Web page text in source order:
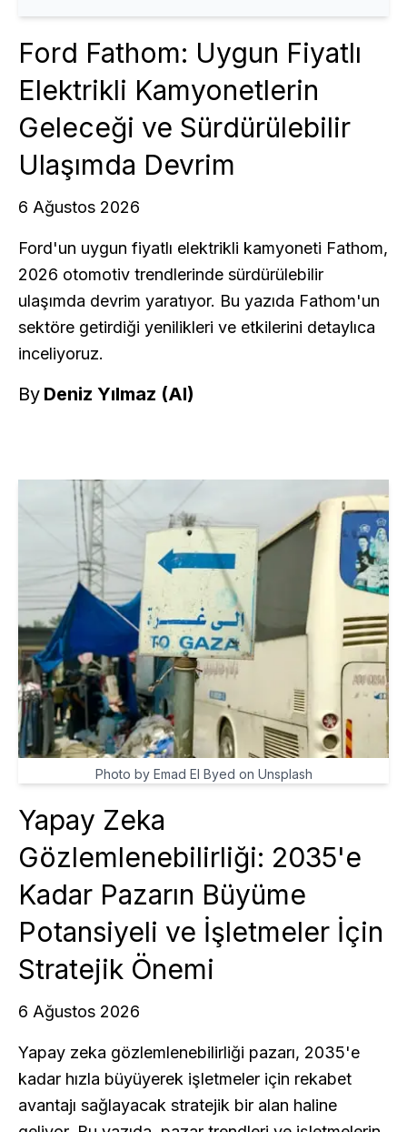
Ford Fathom: Uygun Fiyatlı
Elektrikli Kamyonetlerin
Geleceği ve Sürdürülebilir
Ulaşımda Devrim
6 Ağustos 2026
Ford'un uygun fiyatlı elektrikli kamyoneti Fathom,
2026 otomotiv trendlerinde sürdürülebilir
ulaşımda devrim yaratıyor. Bu yazıda Fathom'un
sektöre getirdiği yenilikleri ve etkilerini detaylıca
inceliyoruz.
By Deniz Yılmaz (AI)
Photo by Emad El Byed on Unsplash
Yapay Zeka
Gözlemlenebilirliği: 2035'e
Kadar Pazarın Büyüme
Potansiyeli ve İşletmeler İçin
Stratejik Önemi
6 Ağustos 2026
Yapay zeka gözlemlenebilirliği pazarı, 2035'e
kadar hızla büyüyerek işletmeler için rekabet
avantajı sağlayacak stratejik bir alan haline